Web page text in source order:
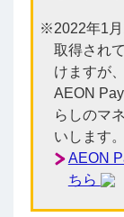
2022年1
取得され
けますが
AEON
らしのマ
いします。
AEON
ちら